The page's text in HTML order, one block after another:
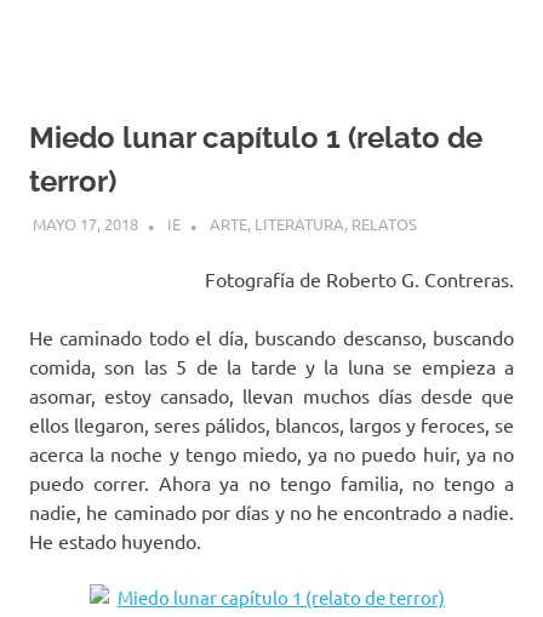
Miedo lunar capítulo 1 (relato de
terror)
MAYO 17, 2018 IE ARTE, LITERATURA, RELATOS
Fotografía de Roberto G. Contreras.
He caminado todo el día, buscando descanso, buscando
comida, son las 5 de la tarde y la luna se empieza a
asomar, estoy cansado, llevan muchos días desde que
ellos llegaron, seres pálidos, blancos, largos y feroces, se
acerca la noche y tengo miedo, ya no puedo huir, ya no
puedo correr. Ahora ya no tengo familia, no tengo a
nadie, he caminado por días y no he encontrado a nadie.
He estado huyendo.